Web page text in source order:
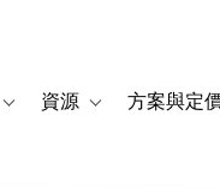
for 客戶故事
Toggle sub-navigation for 解決
資源 Toggle sub-
方案與定